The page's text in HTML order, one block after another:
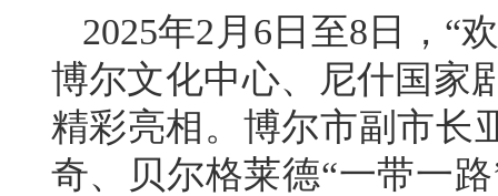
2025年2月6日至8日，“
博尔文化中心、尼什国家
精彩亮相。博尔市副市长
奇、贝尔格莱德“一带一